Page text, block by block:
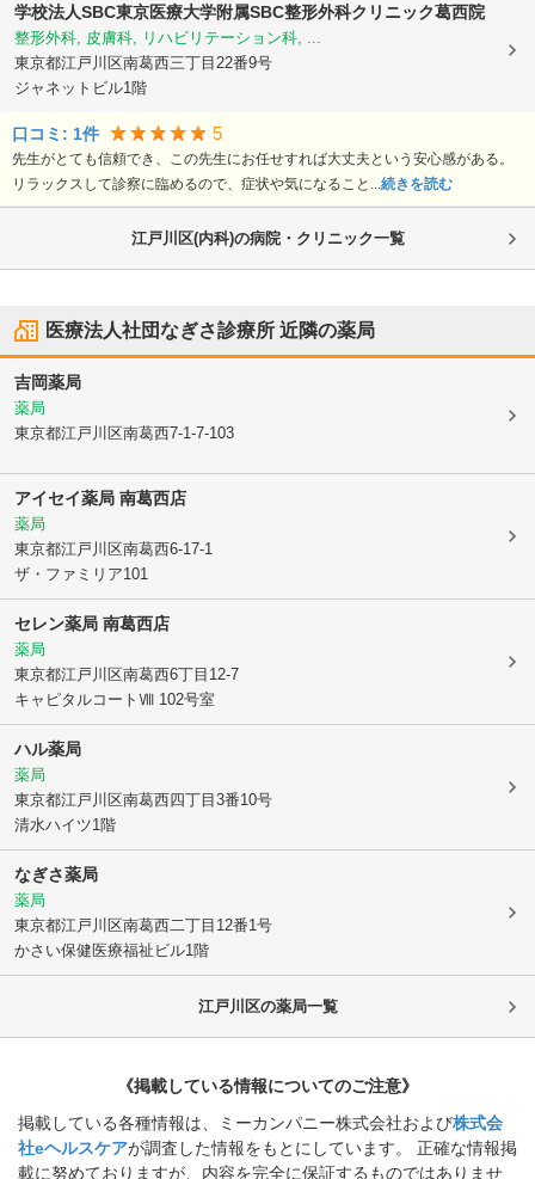
学校法人SBC東京医療大学附属SBC整形外科クリニック葛西院
整形外科, 皮膚科, リハビリテーション科, ...
東京都江戸川区南葛西三丁目22番9号
ジャネットビル1階
口コミ: 1件 5
先生がとても信頼でき、この先生にお任せすれば大丈夫という安心感がある。
リラックスして診察に臨めるので、症状や気になること... 続きを読む
江戸川区(内科)の病院・クリニック一覧
医療法人社団なぎさ診療所 近隣の薬局
吉岡薬局
薬局
東京都江戸川区南葛西7-1-7-103
アイセイ薬局 南葛西店
薬局
東京都江戸川区南葛西6-17-1
ザ・ファミリア101
セレン薬局 南葛西店
薬局
東京都江戸川区南葛西6丁目12-7
キャピタルコートⅧ 102号室
ハル薬局
薬局
東京都江戸川区南葛西四丁目3番10号
清水ハイツ1階
なぎさ薬局
薬局
東京都江戸川区南葛西二丁目12番1号
かさい保健医療福祉ビル1階
江戸川区の薬局一覧
《掲載している情報についてのご注意》
掲載している各種情報は、ミーカンパニー株式会社および株式会
社eヘルスケアが調査した情報をもとにしています。 正確な情報掲
載に努めておりますが、内容を完全に保証するものではありませ